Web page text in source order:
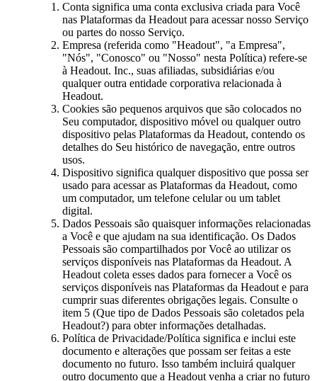
Conta significa uma conta exclusiva criada para Você
nas Plataformas da Headout para acessar nosso Serviço
ou partes do nosso Serviço.
Empresa (referida como "Headout", "a Empresa",
"Nós", "Conosco" ou "Nosso" nesta Política) refere-se
à Headout. Inc., suas afiliadas, subsidiárias e/ou
qualquer outra entidade corporativa relacionada à
Headout.
Cookies são pequenos arquivos que são colocados no
Seu computador, dispositivo móvel ou qualquer outro
dispositivo pelas Plataformas da Headout, contendo os
detalhes do Seu histórico de navegação, entre outros
usos.
Dispositivo significa qualquer dispositivo que possa ser
usado para acessar as Plataformas da Headout, como
um computador, um telefone celular ou um tablet
digital.
Dados Pessoais são quaisquer informações relacionadas
a Você e que ajudam na sua identificação. Os Dados
Pessoais são compartilhados por Você ao utilizar os
serviços disponíveis nas Plataformas da Headout. A
Headout coleta esses dados para fornecer a Você os
serviços disponíveis nas Plataformas da Headout e para
cumprir suas diferentes obrigações legais. Consulte o
item 5 (Que tipo de Dados Pessoais são coletados pela
Headout?) para obter informações detalhadas.
Política de Privacidade/Política significa e inclui este
documento e alterações que possam ser feitas a este
documento no futuro. Isso também incluirá qualquer
outro documento que a Headout venha a criar no futuro